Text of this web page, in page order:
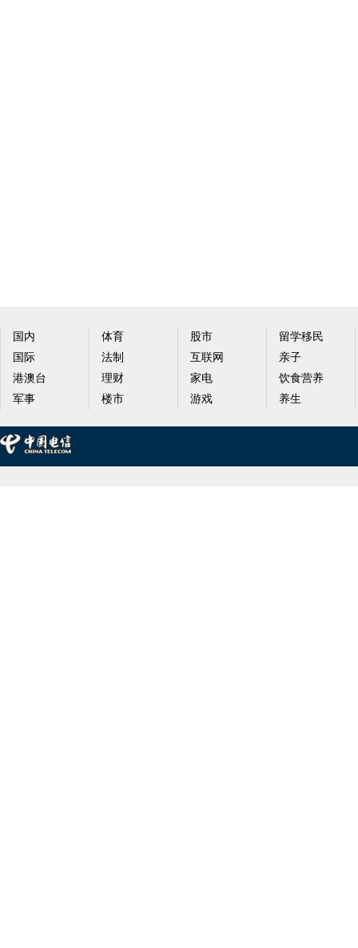
国内
国际
港澳台
军事
体育
法制
理财
楼市
股市
互联网
家电
游戏
留学移民
亲子
饮食营养
养生